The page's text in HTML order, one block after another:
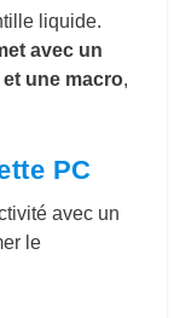
liquide.
avec un
une macro,
PC
avec un
le